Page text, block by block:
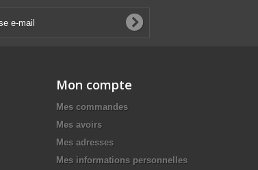
Mon compte
Mes commandes
Mes avoirs
Mes adresses
Mes informations personnelles